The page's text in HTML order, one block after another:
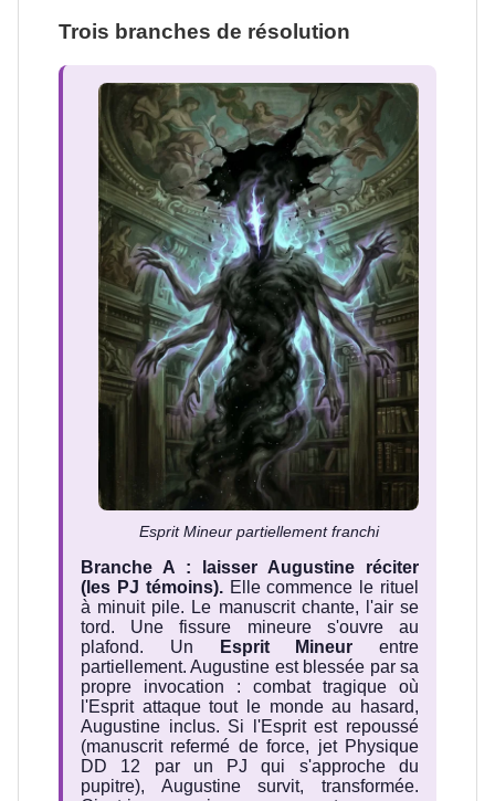
Trois branches de résolution
Esprit Mineur partiellement franchi
Branche A : laisser Augustine réciter
(les PJ témoins).Elle commence le rituel
à minuit pile. Le manuscrit chante, l'air se
tord. Une fissure mineure s'ouvre au
plafond. Un
Esprit Mineur entre
partiellement. Augustine est blessée par sa
propre invocation : combat tragique où
l'Esprit attaque tout le monde au hasard,
Augustine inclus. Si l'Esprit est repoussé
(manuscrit refermé de force, jet Physique
DD 12 par un PJ qui s'approche du
pupitre), Augustine survit, transformée.